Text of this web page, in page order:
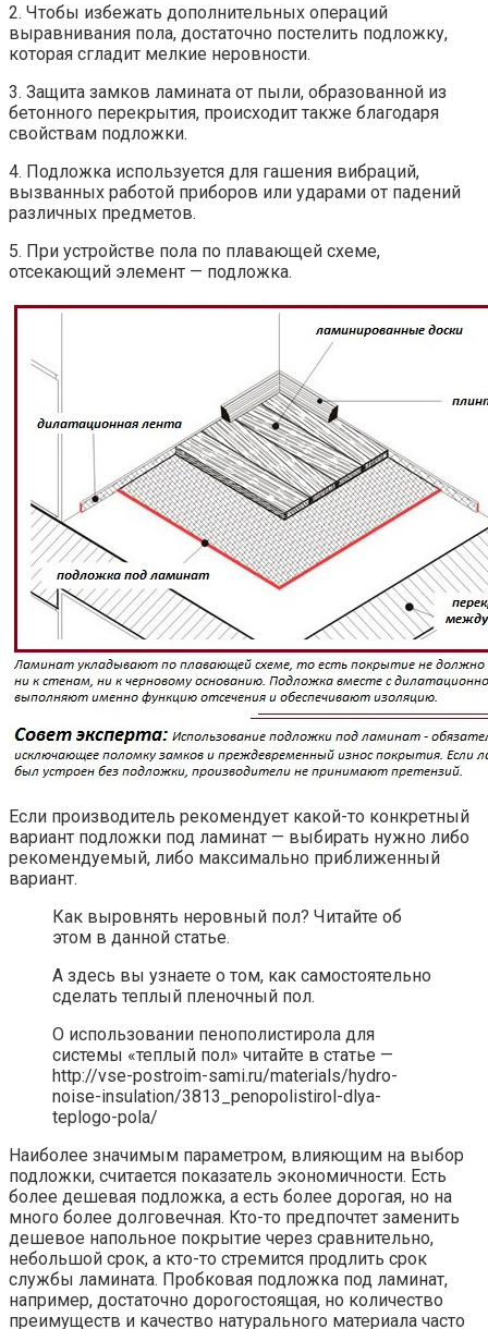
2. Чтобы избежать дополнительных операций
выравнивания пола, достаточно постелить подложку,
которая сгладит мелкие неровности.
3. Защита замков ламината от пыли, образованной из
бетонного перекрытия, происходит также благодаря
свойствам подложки.
4. Подложка используется для гашения вибраций,
вызванных работой приборов или ударами от падений
различных предметов.
5. При устройстве пола по плавающей схеме,
отсекающий элемент — подложка.
Если производитель рекомендует какой-то конкретный
вариант подложки под ламинат — выбирать нужно либо
рекомендуемый, либо максимально приближенный
вариант.
Как выровнять неровный пол? Читайте об
этом в данной статье.
А здесь вы узнаете о том, как самостоятельно
сделать теплый пленочный пол.
О использовании пенополистирола для
системы «теплый пол» читайте в статье —
http://vse-postroim-sami.ru/materials/hydro-
noise-insulation/3813_penopolistirol-dlya-
teplogo-pola/
Наиболее значимым параметром, влияющим на выбор
подложки, считается показатель экономичности. Есть
более дешевая подложка, а есть более дорогая, но на
много более долговечная. Кто-то предпочтет заменить
дешевое напольное покрытие через сравнительно,
небольшой срок, а кто-то стремится продлить срок
службы ламината. Пробковая подложка под ламинат,
например, достаточно дорогостоящая, но количество
преимуществ и качество натурального материала часто